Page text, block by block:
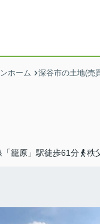
ホーム 深谷市の土地(売
「籠原」駅徒歩61分 秩